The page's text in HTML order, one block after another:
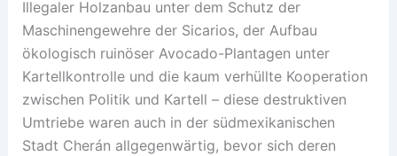
Illegaler Holzanbau unter dem Schutz der
Maschinengewehre der Sicarios, der Aufbau
ökologisch ruinöser Avocado-Plantagen unter
Kartellkontrolle und die kaum verhüllte Kooperation
zwischen Politik und Kartell – diese destruktiven
Umtriebe waren auch in der südmexikanischen
Stadt Cherán allgegenwärtig, bevor sich deren